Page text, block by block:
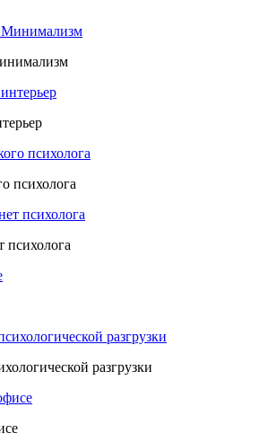
психолога
психолога
разгрузки